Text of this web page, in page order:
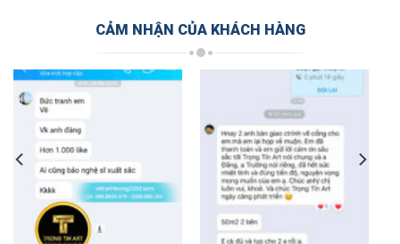
CẢM NHẬN CỦA KHÁCH HÀNG